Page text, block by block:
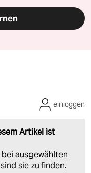
Artikel ist
ausgewählten
sie zu finden.
einloggen